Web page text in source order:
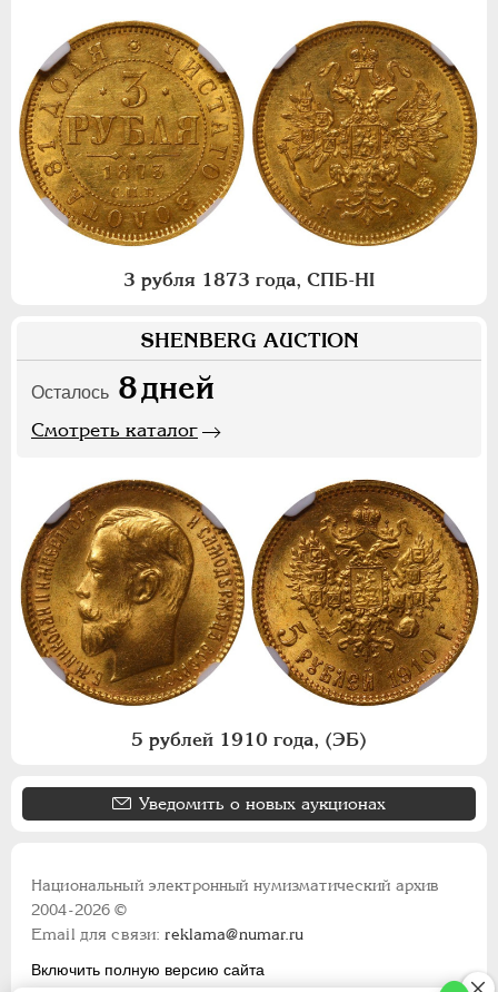
3 рубля 1873 года, СПБ-НI
SHENBERG AUCTION
Осталось 8дней
Смотреть каталог
5 рублей 1910 года, (ЭБ)
Уведомить о новых аукционах
Национальный электронный нумизматический архив
2004-2026 ©
Email для связи:reklama@numar.ru
Включить полную версию сайта